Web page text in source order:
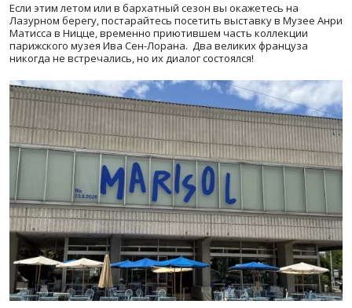
Если этим летом или в бархатный сезон вы окажетесь на
Лазурном берегу, постарайтесь посетить выставку в Музее Анри
Матисса в Ницце, временно приютившем часть коллекции
парижского музея Ива Сен-Лорана. Два великих француза
никогда не встречались, но их диалог состоялся!